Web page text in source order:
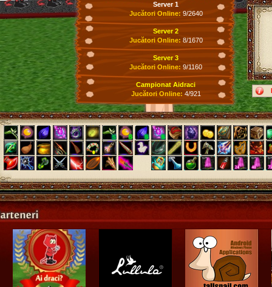
Server 1
Jucători Online: 9/2640
Server 2
Jucători Online: 8/1670
Server 3
Jucători Online: 9/1160
Campionat Aidraci
Jucători Online: 4/921